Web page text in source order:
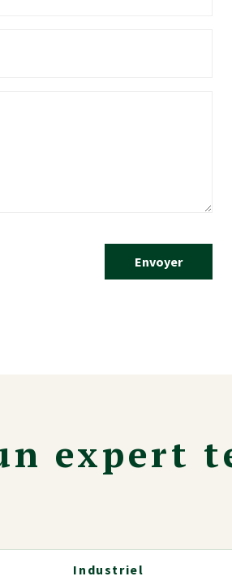
Envoyer
expert
Industriel